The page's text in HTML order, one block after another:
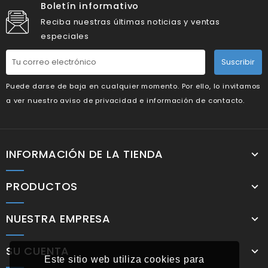
Este sitio web utiliza cookies para
Boletín informativo
Reciba nuestras últimas noticias y ventas
especiales
Suscribir
Puede darse de baja en cualquier momento. Por ello, lo invitamos
a ver nuestro aviso de privacidad e información de contacto.
INFORMACIÓN DE LA TIENDA
PRODUCTOS
NUESTRA EMPRESA
SU CUENTA